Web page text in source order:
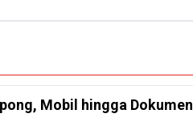
Mobil hingga Dokumen